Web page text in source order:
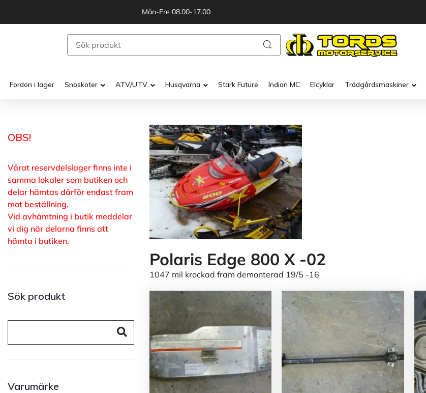
Mån-Fre 08.00-17.00
Fordon i lager Snöskoter ATV/UTV Husqvarna Stark Future Indian MC Elcyklar Trädgårdsmaskiner
OBS!
Vårat reservdelslager finns inte i
samma lokaler som butiken och
delar hämtas därför endast fram
mot beställning.
Vid avhämtning i butik meddelar
vi dig när delarna finns att
hämta i butiken.
Sök produkt
Varumärke
Polaris Edge 800 X -02
1047 mil krockad fram demonterad 19/5 -16